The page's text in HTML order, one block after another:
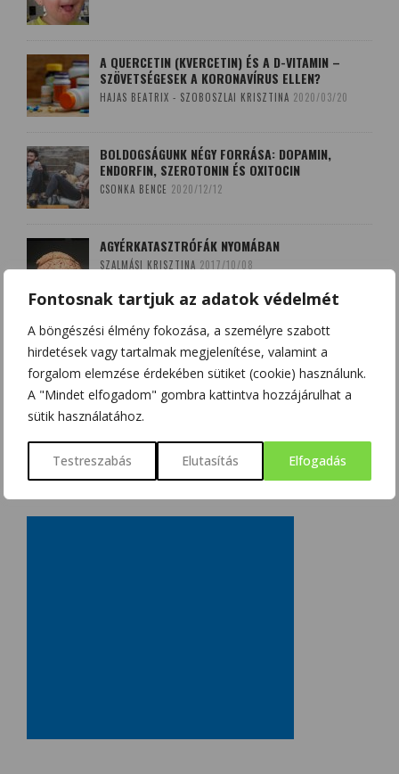
Fontosnak tartjuk az adatok védelmét
A böngészési élmény fokozása, a személyre szabott
hirdetések vagy tartalmak megjelenítése, valamint a
forgalom elemzése érdekében sütiket (cookie) használunk.
A "Mindet elfogadom" gombra kattintva hozzájárulhat a
sütik használatához.
Testreszabás Elutasítás Elfogadás
A QUERCETIN (KVERCETIN) ÉS A D-VITAMIN –
SZÖVETSÉGESEK A KORONAVÍRUS ELLEN?
HAJAS BEATRIX - SZOBOSZLAI KRISZTINA 2020/03/20
BOLDOGSÁGUNK NÉGY FORRÁSA: DOPAMIN,
ENDORFIN, SZEROTONIN ÉS OXITOCIN
CSONKA BENCE 2020/12/12
AGYÉRKATASZTRÓFÁK NYOMÁBAN
SZALMÁSI KRISZTINA 2017/10/08
A LEKOPOGÁS BABONÁJA
SZOBOSZLAI KRISZTINA 2018/03/15